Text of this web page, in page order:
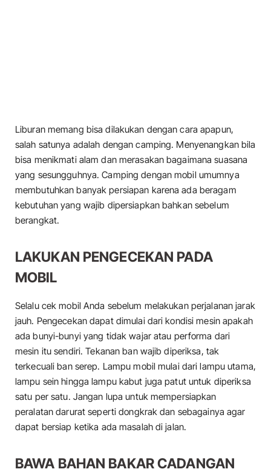
Liburan memang bisa dilakukan dengan cara apapun,
salah satunya adalah dengan camping. Menyenangkan bila
bisa menikmati alam dan merasakan bagaimana suasana
yang sesungguhnya. Camping dengan mobil umumnya
membutuhkan banyak persiapan karena ada beragam
kebutuhan yang wajib dipersiapkan bahkan sebelum
berangkat.
LAKUKAN PENGECEKAN PADA
MOBIL
Selalu cek mobil Anda sebelum melakukan perjalanan jarak
jauh. Pengecekan dapat dimulai dari kondisi mesin apakah
ada bunyi-bunyi yang tidak wajar atau performa dari
mesin itu sendiri. Tekanan ban wajib diperiksa, tak
terkecuali ban serep. Lampu mobil mulai dari lampu utama,
lampu sein hingga lampu kabut juga patut untuk diperiksa
satu per satu. Jangan lupa untuk mempersiapkan
peralatan darurat seperti dongkrak dan sebagainya agar
dapat bersiap ketika ada masalah di jalan.
BAWA BAHAN BAKAR CADANGAN